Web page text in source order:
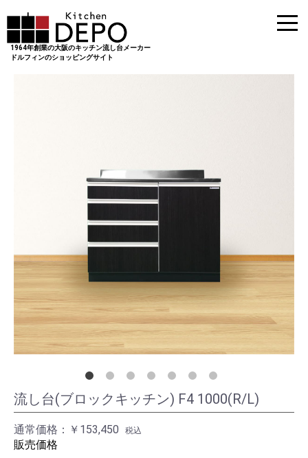
1964年創業の大阪のキッチン流し台メーカー
ドルフィンのショッピングサイト
流し台(ブロックキッチン) F4 1000(R/L)
通常価格： ￥153,450 税込
販売価格